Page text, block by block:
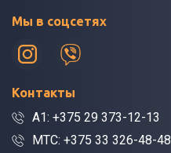
Мы в соцсетях
Контакты
A1: +375 29 373-12-13
МТС: +375 33 326-48-48